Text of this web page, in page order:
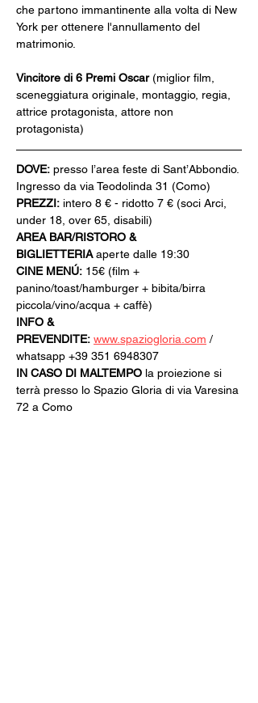
che partono immantinente alla volta di New
York per ottenere l'annullamento del
matrimonio.
Vincitore di 6 Premi Oscar (miglior film,
sceneggiatura originale, montaggio, regia,
attrice protagonista, attore non
protagonista)
DOVE: presso l’area feste di Sant’Abbondio.
Ingresso da via Teodolinda 31 (Como)
PREZZI: intero 8 € - ridotto 7 € (soci Arci,
under 18, over 65, disabili)
AREA BAR/RISTORO &
BIGLIETTERIA aperte dalle 19:30
CINE MENÚ: 15€ (film +
panino/toast/hamburger + bibita/birra
piccola/vino/acqua + caffè)
INFO &
PREVENDITE: www.spaziogloria.com /
whatsapp +39 351 6948307
IN CASO DI MALTEMPO la proiezione si
terrà presso lo Spazio Gloria di via Varesina
72 a Como